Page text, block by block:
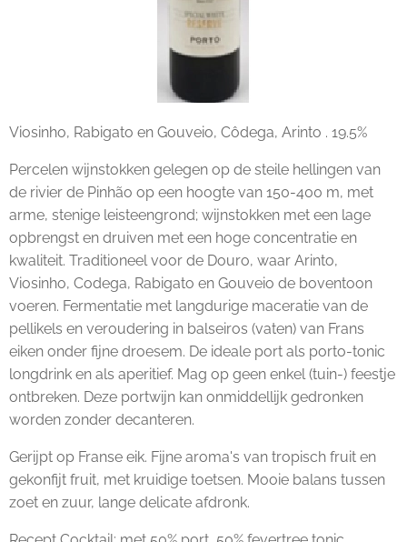
Viosinho, Rabigato en Gouveio, Côdega, Arinto . 19.5%
Percelen wijnstokken gelegen op de steile hellingen van
de rivier de Pinhão op een hoogte van 150-400 m, met
arme, stenige leisteengrond; wijnstokken met een lage
opbrengst en druiven met een hoge concentratie en
kwaliteit. Traditioneel voor de Douro, waar Arinto,
Viosinho, Codega, Rabigato en Gouveio de boventoon
voeren. Fermentatie met langdurige maceratie van de
pellikels en veroudering in balseiros (vaten) van Frans
eiken onder fijne droesem. De ideale port als porto-tonic
longdrink en als aperitief. Mag op geen enkel (tuin-) feestje
ontbreken. Deze portwijn kan onmiddellijk gedronken
worden zonder decanteren.
Gerijpt op Franse eik. Fijne aroma's van tropisch fruit en
gekonfijt fruit, met kruidige toetsen. Mooie balans tussen
zoet en zuur, lange delicate afdronk.